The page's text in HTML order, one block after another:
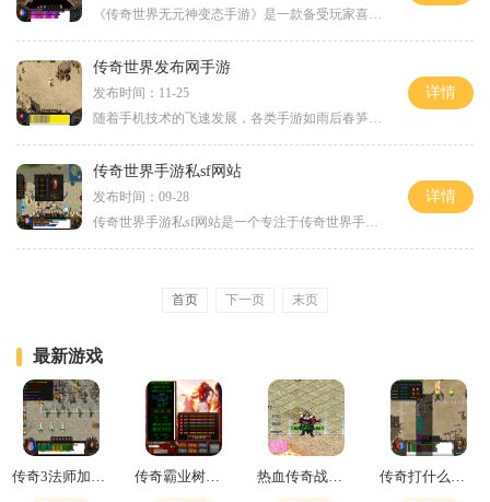
《传奇世界无元神变态手游》是一款备受玩家喜爱的手机游戏，它以其丰富多样的玩法和精彩刺激的战斗体验而闻名于世。这款游戏不仅继承了传奇世界经典的游戏元素，还加入了创新
传奇世界发布网手游
发布时间：11-25
随着手机技术的飞速发展，各类手游如雨后春笋般涌现，众多经典游戏也纷纷推出了移动端版本，这让广大玩家们能够更加方便地在手机上享受到熟悉的游戏体验。而作为一款历史悠久
详情
传奇世界手游私sf网站
发布时间：09-28
传奇世界手游私sf网站是一个专注于传奇世界手游私人服务器的网站。对于喜爱传奇世界手游的玩家来说，私sf网站是一个不可缺少的地方。在这个网站上，玩家们可以自由选择不同的私
详情
首页 下一页 末页
最新游戏
传奇3法师加点技巧 传奇霸业树妖王无伤打法 热血传奇战士所有技能加点 传奇打什么怪爆技能书